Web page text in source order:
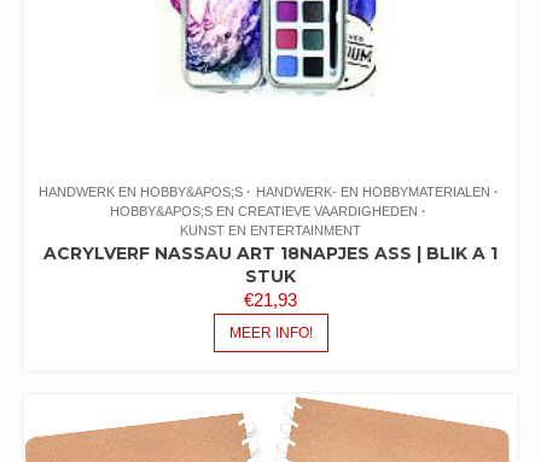
HANDWERK EN HOBBY&APOS;S
HANDWERK- EN HOBBYMATERIALEN
HOBBY&APOS;S EN CREATIEVE VAARDIGHEDEN
KUNST EN ENTERTAINMENT
ACRYLVERF NASSAU ART 18NAPJES ASS | BLIK A 1
STUK
€21,93
MEER INFO!